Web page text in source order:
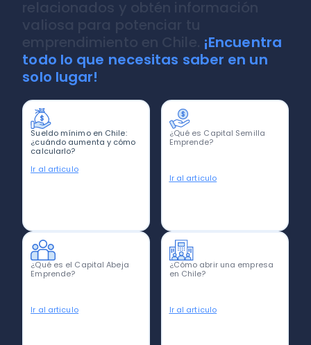
relacionados y obtén información
valiosa para potenciar tu
emprendimiento en Chile. ¡Encuentra
todo lo que necesitas saber en un
solo lugar!
Sueldo mínimo en Chile:
¿cuándo aumenta y cómo
calcularlo?
Ir al articulo
¿Qué es Capital Semilla
Emprende?
Ir al articulo
¿Qué es el Capital Abeja
Emprende?
Ir al articulo
¿Cómo abrir una empresa
en Chile?
Ir al articulo